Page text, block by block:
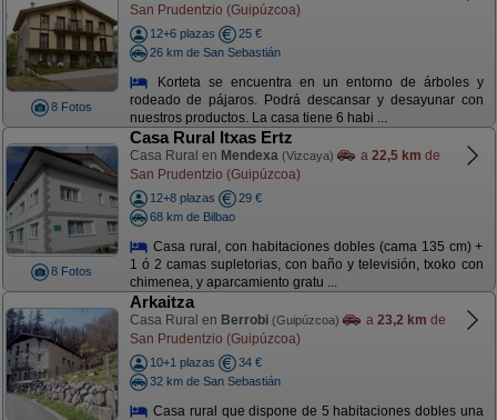
8 Fotos
San Prudentzio (Guipúzcoa)
12+6 plazas
25 €
26 km de San Sebastián
Korteta se encuentra en un entorno de árboles y
rodeado de pájaros. Podrá descansar y desayunar con
nuestros productos. La casa tiene 6 habi ...
8 Fotos
Casa Rural Itxas Ertz
Casa Rural en Mendexa (Vizcaya) a 22,5 km de
San Prudentzio (Guipúzcoa)
12+8 plazas
29 €
68 km de Bilbao
Casa rural, con habitaciones dobles (cama 135 cm) +
1 ó 2 camas supletorias, con baño y televisión, txoko con
chimenea, y aparcamiento gratu ...
Arkaitza
Casa Rural en Berrobi (Guipúzcoa) a 23,2 km de
San Prudentzio (Guipúzcoa)
10+1 plazas
34 €
32 km de San Sebastián
Casa rural que dispone de 5 habitaciones dobles una